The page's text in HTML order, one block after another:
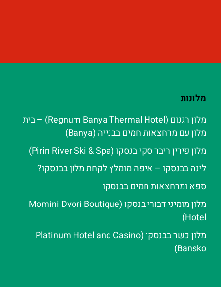
מלונות
מלון רגנום (Regnum Banya Thermal Hotel) – בית
מלון עם מרחצאות חמים בבנייה (Banya)
מלון פירין ריבר סקי בנסקו (Pirin River Ski & Spa‬)
לינה בבנסקו – איפה מומלץ לקחת מלון בבנסקו?
ספא ומרחצאות חמים בבנסקו
מלון מומיני דבורי בנסקו (Momini Dvori Boutique
Hotel)
מלון כשר בבנסקו (Platinum Hotel and Casino
Bansko)